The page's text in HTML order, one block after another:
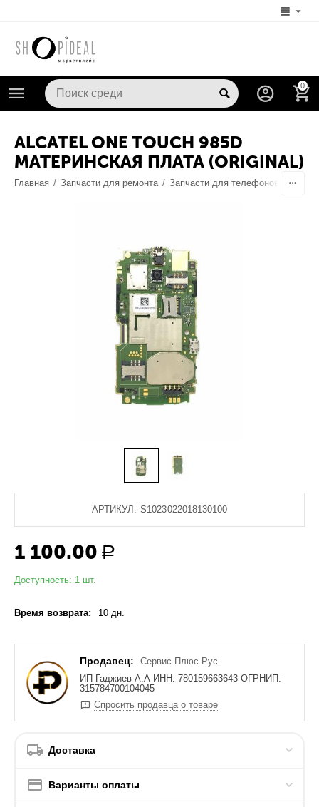
0
ALCATEL ONE TOUCH 985D
МАТЕРИНСКАЯ ПЛАТА (ORIGINAL)
Главная / Запчасти для ремонта / Запчасти для телефонов
АРТИКУЛ: S1023022018130100
1 100.00 Р
Доступность: 1 шт.
Время возврата: 10 дн.
Продавец:
Сервис Плюс Рус
ИП Гаджиев А.А ИНН: 780159663643 ОГРНИП:
315784700104045
Спросить продавца о товаре
Доставка
Варианты оплаты